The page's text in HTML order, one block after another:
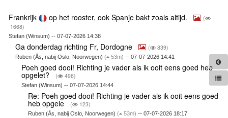
Frankrijk op het rooster, ook Spanje bakt zoals altijd.
(
1668)
Stefan (Winsum) -- 07-07-2026 14:38
Ga donderdag richting Fr, Dordogne ( 839)
Ruben (Ås, nabij Oslo, Noorwegen) ( 53m) -- 07-07-2026 14:41
Poeh goed dooi! Richting je vader als ik ooit eens goed heb
opgelet? ( 496)
Stefan (Winsum) -- 07-07-2026 14:44
Re: Poeh goed dooi! Richting je vader als ik ooit eens goed
heb opgele ( 123)
Ruben (Ås, nabij Oslo, Noorwegen) ( 53m) -- 07-07-2026 18:17